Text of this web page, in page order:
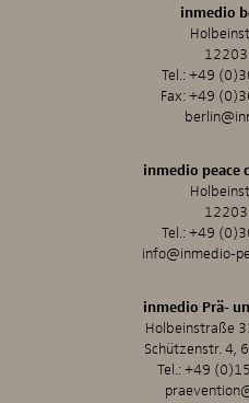
inmedio
Tel.:+49
Fax: +49
inmedio peace
Tel.:+49
info@inmedio-
inmedio Prä-
Holbeinstraße
Schützenstr. 4,
Tel.:+49